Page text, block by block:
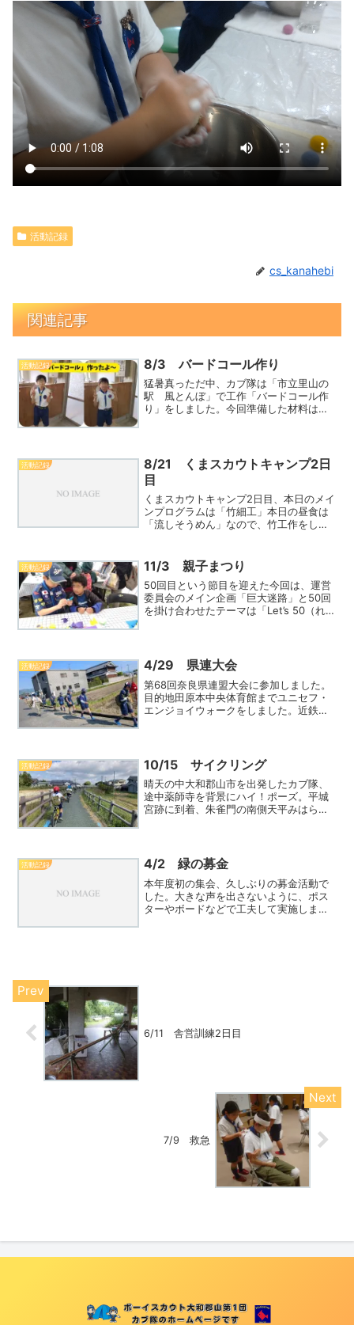
活動記録
cs_kanahebi
関連記事
活動記録 8/3 バードコール作り
猛暑真っただ中、カブ隊は「市立里山の
駅 風とんぼ」で工作「バードコール作
り」をしました。今回準備した材料は
とが出来ました。ご自慢の作
ReadMore...
活動記録
8/21 くまスカウトキャンプ2日
目
くまスカウトキャンプ2日目、本日のメイ
ンプログラムは「竹細工」本日の昼食は
「流しそうめん」なので、竹工作をしま
とり、箸加工すべてスカウトが実施しま
した（一部危険な作業はReadMore...
活動記録 11/3 親子まつり
50回目という節目を迎えた今回は、運営
委員会のメイン企画「巨大迷路」と50回
を掛け合わせたテーマは「Let’s 50（れっ
た。親子まReadMore...
活動記録 4/29 県連大会
第68回奈良県連盟大会に参加しました。
目的地田原本中央体育館までユニセフ・
エンジョイウォークをしました。近鉄結
跡 史跡公園では、スReadMore...
活動記録 10/15 サイクリング
晴天の中大和郡山市を出発したカブ隊、
途中薬師寺を背景にハイ！ポーズ。平城
宮跡に到着、朱雀門の南側天平みはらし
朝堂院付近に移動して昼食休
ReadMore...
活動記録 4/2 緑の募金
本年度初の集会、久しぶりの募金活動で
した。大きな声を出さないように、ポス
ターやボードなどで工夫して実施しまし
6/11 舎営訓練2日目
7/9 救急